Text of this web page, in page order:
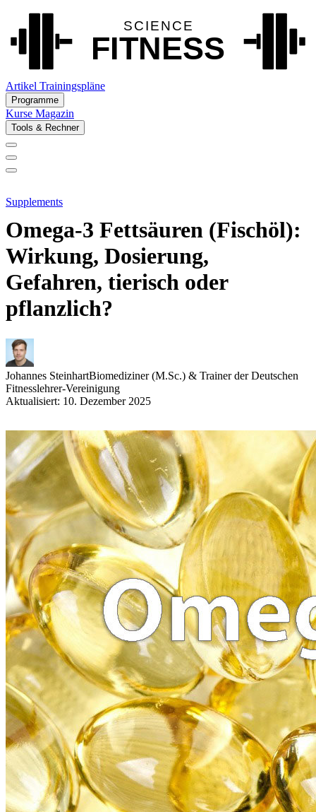
Artikel Trainingspläne
Programme
Kurse Magazin
Tools & Rechner
Supplements
Omega-3 Fettsäuren (Fischöl):
Wirkung, Dosierung,
Gefahren, tierisch oder
pflanzlich?
Johannes SteinhartBiomediziner (M.Sc.) & Trainer der Deutschen
Fitnesslehrer-Vereinigung
Aktualisiert: 10. Dezember 2025